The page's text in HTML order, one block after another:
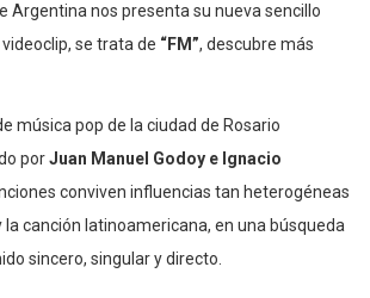
Argentina nos presenta su nueva sencillo
se trata de “FM”, descubre más
música pop de la ciudad de Rosario
porJuan Manuel Godoy e Ignacio
conviven influencias tan heterogéneas
la canción latinoamericana, en una búsqueda
sincero, singular y directo.